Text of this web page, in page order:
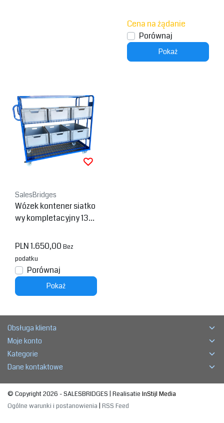
Cena na żądanie
Porównaj
Pokaż
SalesBridges
Wózek kontener siatko
wy kompletacyjny 130
PLN 1.650,00 Bez
podatku
Porównaj
Pokaż
Obsługa klienta
Moje konto
Kategorie
Dane kontaktowe
© Copyright 2026 - SALESBRIDGES | Realisatie InStijl Media
Ogólne warunki i postanowienia RSS Feed